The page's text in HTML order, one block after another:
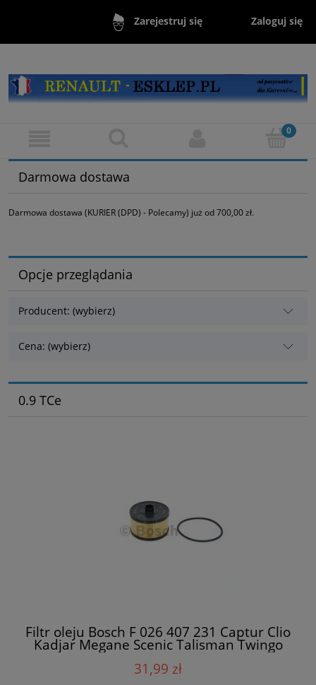
Zarejestruj się Zaloguj się
Darmowa dostawa
Darmowa dostawa (KURIER (DPD) - Polecamy) już od 700,00 zł.
Opcje przeglądania
Producent: (wybierz)
Cena: (wybierz)
0.9 TCe
Filtr oleju Bosch F 026 407 231 Captur Clio
Kadjar Megane Scenic Talisman Twingo
31,99 zł